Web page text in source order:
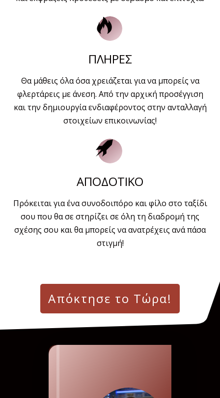
ΠΛΗΡΕΣ
Θα μάθεις όλα όσα χρειάζεται για να μπορείς να
φλερτάρεις με άνεση. Από την αρχική προσέγγιση
και την δημιουργία ενδιαφέροντος στην ανταλλαγή
στοιχείων επικοινωνίας!
ΑΠΟΔΟΤΙΚΟ
Πρόκειται για ένα συνοδοιπόρο και φίλο στο ταξίδι
σου που θα σε στηρίζει σε όλη τη διαδρομή της
σχέσης σου και θα μπορείς να ανατρέχεις ανά πάσα
στιγμή!
Απόκτησε το Τώρα!